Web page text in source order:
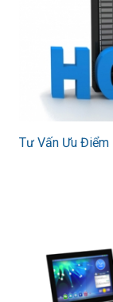
Tư Vấn Ưu